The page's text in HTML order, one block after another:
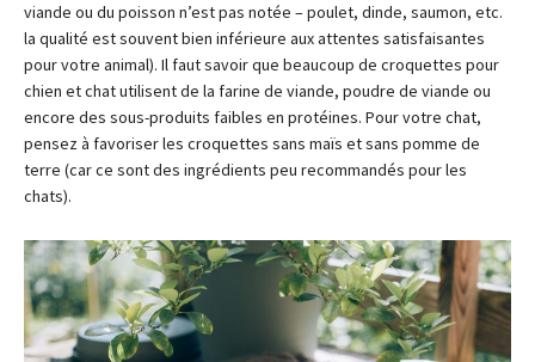
viande ou du poisson n’est pas notée – poulet, dinde, saumon, etc.
la qualité est souvent bien inférieure aux attentes satisfaisantes
pour votre animal). Il faut savoir que beaucoup de croquettes pour
chien et chat utilisent de la farine de viande, poudre de viande ou
encore des sous-produits faibles en protéines. Pour votre chat,
pensez à favoriser les croquettes sans maïs et sans pomme de
terre (car ce sont des ingrédients peu recommandés pour les
chats).